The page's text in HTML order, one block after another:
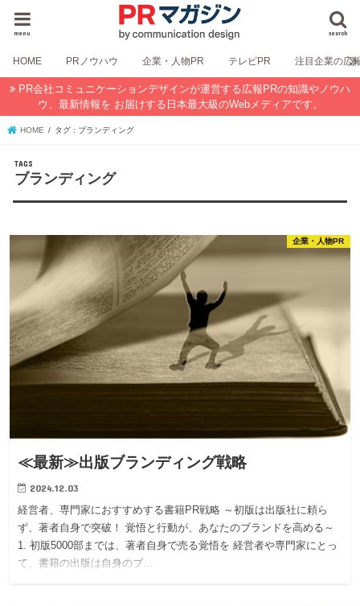
search
menu
HOME PRノウハウ 企業・人物PR テレビPR 注目企業の広
PR会社コミュニケーションデザインが運営する広報PRの知識やノウハ
ウ、最新情報を お届けする日本最大級のWebメディアです。
HOME タグ : ブランディング
ブランディング
企業・人物PR
≪最新≫出版ブランディング戦略
2024.12.03
経営者、専門家におすすめする書籍PR戦略 ～初版は出版社に頼ら
ず、著者自身で突破！ 覚悟と行動が、あなたのブランドを高める～
1. 初版5000部までは、著者自身で売る覚悟を 経営者や専門家にとっ
て、書籍の出版は自身のブ…